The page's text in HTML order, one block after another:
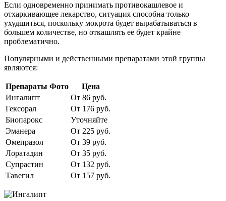
Если одновременно принимать противокашлевое и
отхаркивающее лекарство, ситуация способна только
ухудшиться, поскольку мокрота будет вырабатываться в
большем количестве, но откашлять ее будет крайне
проблематично.
Популярными и действенными препаратами этой группы
являются:
Препараты Фото
Цена
Ингалипт
От 86 руб.
Гексорал
От 176 руб.
Биопарокс
Уточняйте
Эманера
От 225 руб.
Омепразол
От 39 руб.
Лоратадин
От 35 руб.
Супрастин
От 132 руб.
Тавегил
От 157 руб.